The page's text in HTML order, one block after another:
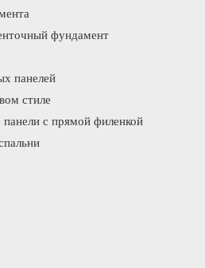
фундамент
панелей
стиле
с прямой филенкой